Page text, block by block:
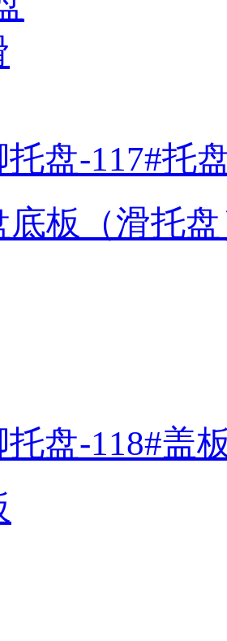
托盘-117#托
底板（滑托
托盘-118#盖